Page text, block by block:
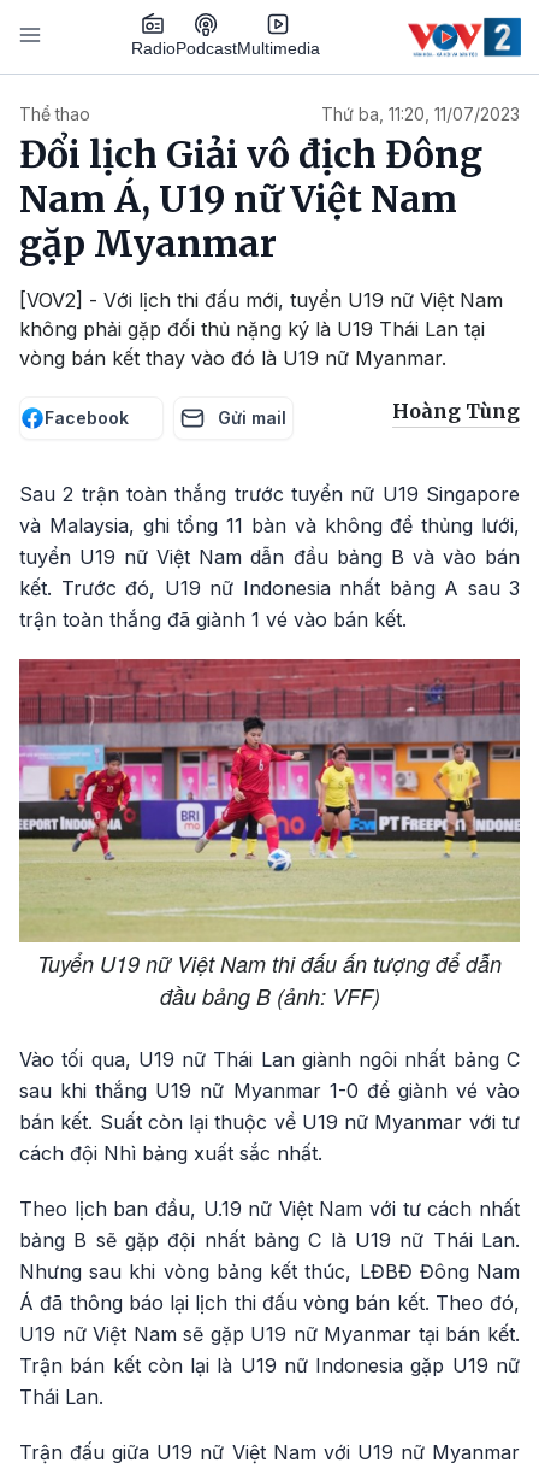
Nhảy đến nội dung
RadioPodcastMultimedia
Thể thao Thứ ba, 11:20, 11/07/2023
Đổi lịch Giải vô địch Đông
Nam Á, U19 nữ Việt Nam
gặp Myanmar
[VOV2] - Với lịch thi đấu mới, tuyển U19 nữ Việt Nam
không phải gặp đối thủ nặng ký là U19 Thái Lan tại
vòng bán kết thay vào đó là U19 nữ Myanmar.
Facebook Gửi mail Hoàng Tùng
Sau 2 trận toàn thắng trước tuyển nữ U19 Singapore
và Malaysia, ghi tổng 11 bàn và không để thủng lưới,
tuyển U19 nữ Việt Nam dẫn đầu bảng B và vào bán
kết. Trước đó, U19 nữ Indonesia nhất bảng A sau 3
trận toàn thắng đã giành 1 vé vào bán kết.
Tuyển U19 nữ Việt Nam thi đấu ấn tượng để dẫn
đầu bảng B (ảnh: VFF)
Vào tối qua, U19 nữ Thái Lan giành ngôi nhất bảng C
sau khi thắng U19 nữ Myanmar 1-0 để giành vé vào
bán kết. Suất còn lại thuộc về U19 nữ Myanmar với tư
cách đội Nhì bảng xuất sắc nhất.
Theo lịch ban đầu, U.19 nữ Việt Nam với tư cách nhất
bảng B sẽ gặp đội nhất bảng C là U19 nữ Thái Lan.
Nhưng sau khi vòng bảng kết thúc, LĐBĐ Đông Nam
Á đã thông báo lại lịch thi đấu vòng bán kết. Theo đó,
U19 nữ Việt Nam sẽ gặp U19 nữ Myanmar tại bán kết.
Trận bán kết còn lại là U19 nữ Indonesia gặp U19 nữ
Thái Lan.
Trận đấu giữa U19 nữ Việt Nam với U19 nữ Myanmar